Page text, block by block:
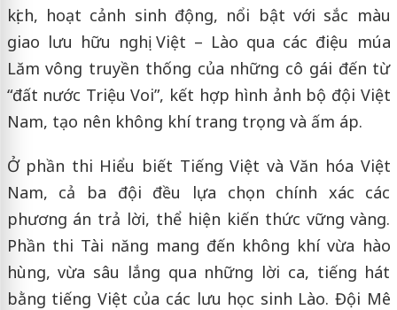
kịch, hoạt cảnh sinh động, nổi bật với sắc màu
giao lưu hữu nghị Việt – Lào qua các điệu múa
Lăm vông truyền thống của những cô gái đến từ
“đất nước Triệu Voi”, kết hợp hình ảnh bộ đội Việt
Nam, tạo nên không khí trang trọng và ấm áp.
Ở phần thi Hiểu biết Tiếng Việt và Văn hóa Việt
Nam, cả ba đội đều lựa chọn chính xác các
phương án trả lời, thể hiện kiến thức vững vàng.
Phần thi Tài năng mang đến không khí vừa hào
hùng, vừa sâu lắng qua những lời ca, tiếng hát
bằng tiếng Việt của các lưu học sinh Lào. Đội Mê